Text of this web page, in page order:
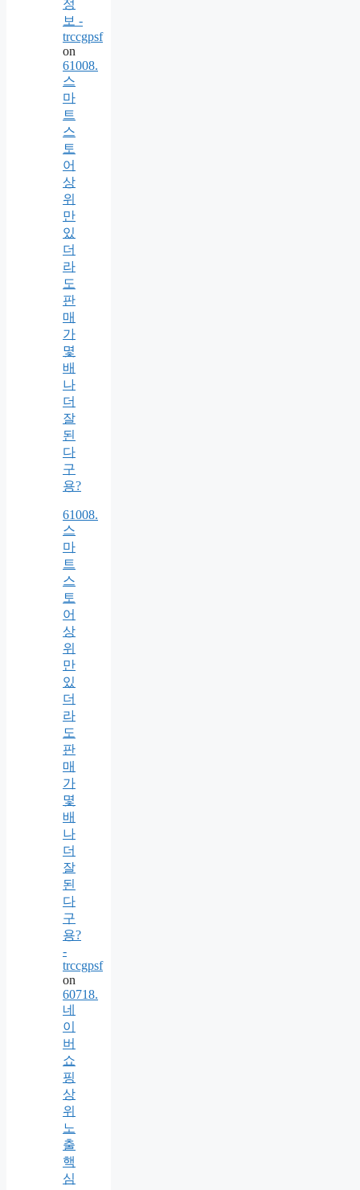
정
보 -
trccgpsf
on
61008.
스
마
트
스
토
어
상
위
만
있
더
라
도
판
매
가
몇
배
나
더
잘
된
다
구
용?
61008.
스
마
트
스
토
어
상
위
만
있
더
라
도
판
매
가
몇
배
나
더
잘
된
다
구
용?
-
trccgpsf
on
60718.
네
이
버
쇼
핑
상
위
노
출
핵
심